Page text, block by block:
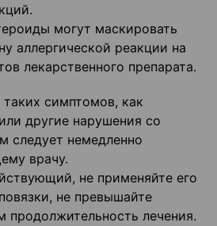
могут маскировать
аллергической реакции на
лекарственного препарата.
симптомов, как
другие нарушения со
следует немедленно
врачу.
не применяйте его
не превышайте
продолжительность лечения.